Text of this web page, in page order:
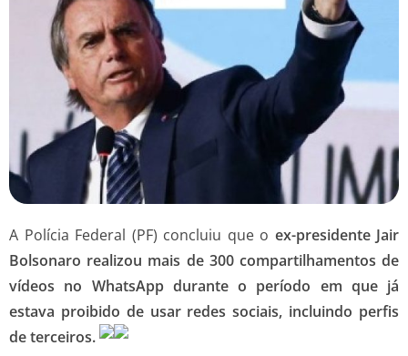
A Polícia Federal (PF) concluiu que o ex-presidente Jair
Bolsonaro realizou mais de 300 compartilhamentos de
vídeos no WhatsApp durante o período em que já
estava proibido de usar redes sociais, incluindo perfis
de terceiros.